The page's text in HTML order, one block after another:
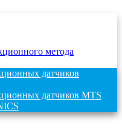
метода
датчиков
датчиков MTS